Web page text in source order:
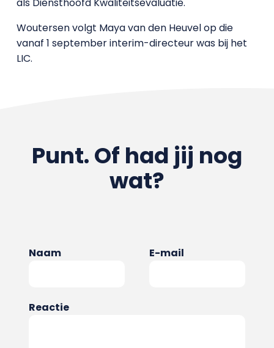
Woutersen volgt Maya van den Heuvel op die
vanaf 1 september interim-directeur was bij het
LIC.
Punt. Of had jij nog
wat?
Naam E-mail
Reactie